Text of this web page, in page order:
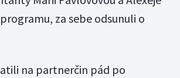
za sebe odsunuli o
na partnerčin pád po